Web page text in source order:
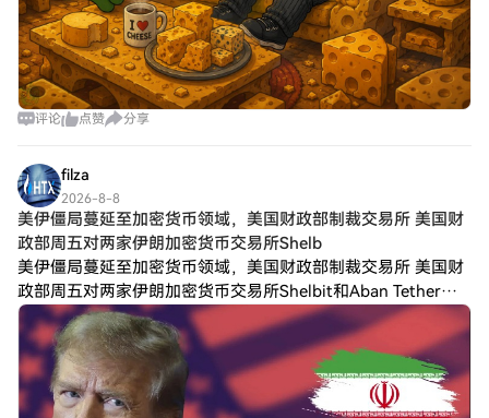
评论 点赞 分享
filza
2026-8-8
美伊僵局蔓延至加密货币领域，美国财政部制裁交易所 美国财
政部周五对两家伊朗加密货币交易所Shelb
美伊僵局蔓延至加密货币领域，美国财政部制裁交易所 美国财
政部周五对两家伊朗加密货币交易所Shelbit和Aban Tether实
施制裁，理由是它们为伊朗伊斯兰革命卫队提供交易便利。此
举扩大了特朗普政府